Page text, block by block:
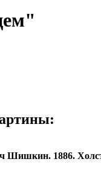
1886.